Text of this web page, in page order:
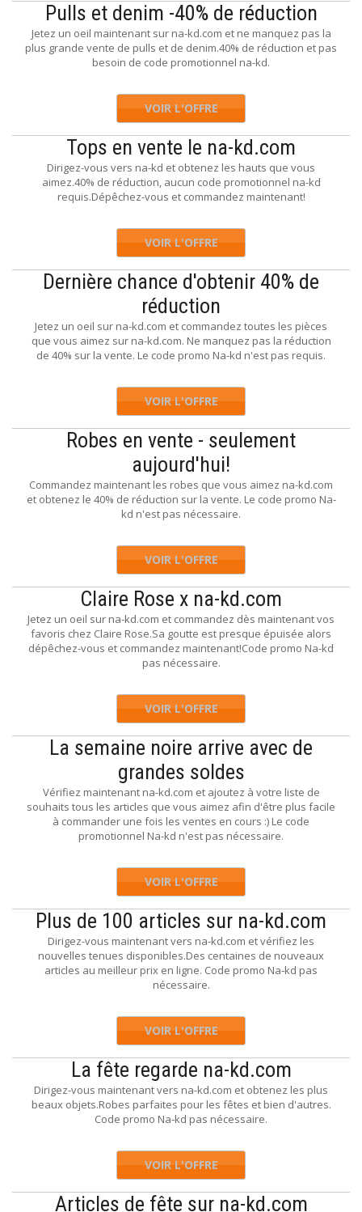
Pulls et denim -40% de réduction
Jetez un oeil maintenant sur na-kd.com et ne manquez pas la
plus grande vente de pulls et de denim.40% de réduction et pas
besoin de code promotionnel na-kd.
VOIR L'OFFRE
Tops en vente le na-kd.com
Dirigez-vous vers na-kd et obtenez les hauts que vous
aimez.40% de réduction, aucun code promotionnel na-kd
requis.Dépêchez-vous et commandez maintenant!
VOIR L'OFFRE
Dernière chance d'obtenir 40% de
réduction
Jetez un oeil sur na-kd.com et commandez toutes les pièces
que vous aimez sur na-kd.com. Ne manquez pas la réduction
de 40% sur la vente. Le code promo Na-kd n'est pas requis.
VOIR L'OFFRE
Robes en vente - seulement
aujourd'hui!
Commandez maintenant les robes que vous aimez na-kd.com
et obtenez le 40% de réduction sur la vente. Le code promo Na-
kd n'est pas nécessaire.
VOIR L'OFFRE
Claire Rose x na-kd.com
Jetez un oeil sur na-kd.com et commandez dès maintenant vos
favoris chez Claire Rose.Sa goutte est presque épuisée alors
dépêchez-vous et commandez maintenant!Code promo Na-kd
pas nécessaire.
VOIR L'OFFRE
La semaine noire arrive avec de
grandes soldes
Vérifiez maintenant na-kd.com et ajoutez à votre liste de
souhaits tous les articles que vous aimez afin d'être plus facile
à commander une fois les ventes en cours :) Le code
promotionnel Na-kd n'est pas nécessaire.
VOIR L'OFFRE
Plus de 100 articles sur na-kd.com
Dirigez-vous maintenant vers na-kd.com et vérifiez les
nouvelles tenues disponibles.Des centaines de nouveaux
articles au meilleur prix en ligne. Code promo Na-kd pas
nécessaire.
VOIR L'OFFRE
La fête regarde na-kd.com
Dirigez-vous maintenant vers na-kd.com et obtenez les plus
beaux objets.Robes parfaites pour les fêtes et bien d'autres.
Code promo Na-kd pas nécessaire.
VOIR L'OFFRE
Articles de fête sur na-kd.com